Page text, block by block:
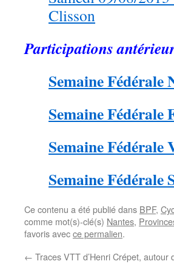
Clisson
Participations
Semaine Fédérale
Semaine Fédérale
Semaine Fédérale
Semaine Fédérale
Ce contenu a été publié dans BPF,
comme mot(s)-clé(s) Nantes,
favoris avecce permalien.
← Traces VTT d’Henri Crépet, autour